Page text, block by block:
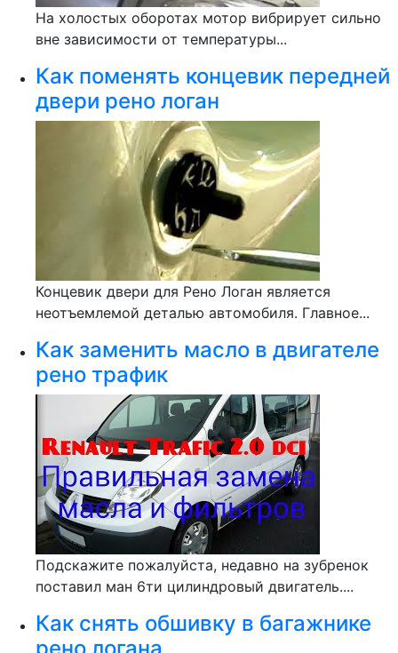
На холостых оборотах мотор вибрирует сильно
вне зависимости от температуры...
Как поменять концевик передней
двери рено логан
Концевик двери для Рено Логан является
неотъемлемой деталью автомобиля. Главное...
Как заменить масло в двигателе
рено трафик
Подскажите пожалуйста, недавно на зубренок
поставил ман 6ти цилиндровый двигатель....
Как снять обшивку в багажнике